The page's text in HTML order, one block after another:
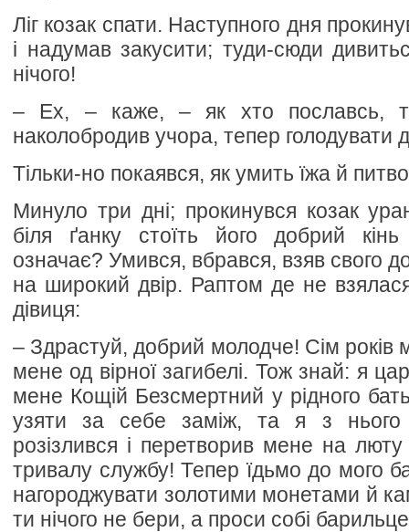
Ліг козак спати. Наступного дня
і надумав закусити; туди-сюди
нічого!
– Ех, – каже, – як хто пославсь,
наколобродив учора, тепер голодувати
Тільки-но покаявся, як умить їжа й
Минуло три дні; прокинувся козак
біля ґанку стоїть його добрий
означає? Умився, вбрався, взяв свого
на широкий двір. Раптом де не
дівиця:
– Здрастуй, добрий молодче! Сім років
мене од вірної загибелі. Тож знай: я
мене Кощій Безсмертний у рідного
узяти за себе заміж, та я з нього
розізлився і перетворив мене на
тривалу службу! Тепер їдьмо до мого
нагороджувати золотими монетами й
ти нічого не бери, а проси собі